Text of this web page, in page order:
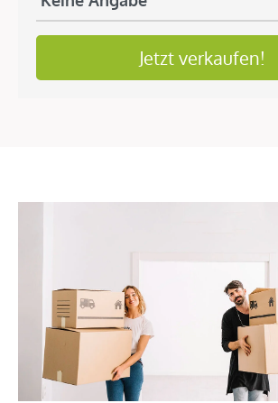
Jetzt verkaufen!